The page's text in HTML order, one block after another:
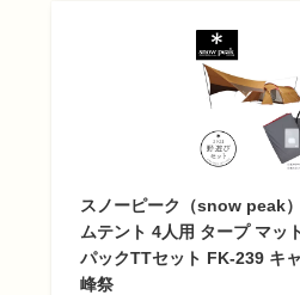
スノーピーク（snow peak
ムテント 4人用 タープ マッ
パックTTセット FK-239 キ
峰祭